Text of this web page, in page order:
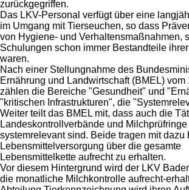
zurückgegriffen.
Das LKV-Personal verfügt über eine
im Umgang mit Tierseuchen, so dass
von Hygiene- und Verhaltensmaßnahmen,
Schulungen schon immer Bestandteile
waren.
Nach einer Stellungnahme des
Ernährung und Landwirtschaft (BMEL) vom
zählen die Bereiche Gesundheit und
kritischen Infrastrukturen , die
Weiter teilt das BMEL mit, dass auch die
Landeskontrollverbände und Milchprüfringe
systemrelevant sind. Beide tragen mit dazu
Lebensmittelversorgung über die gesamte
Lebensmittelkette aufrecht zu erhalten.
Vor diesem Hintergrund wird der LKV
die monatliche Milchkontrolle aufrecht-